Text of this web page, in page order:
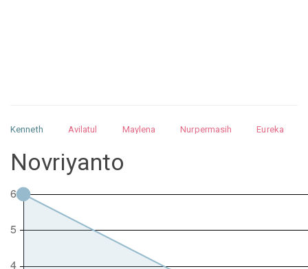
Kenneth Avilatul Maylena Nurpermasih
Eureka
Nurhilman
Pathin Muhalis
Novriyanto